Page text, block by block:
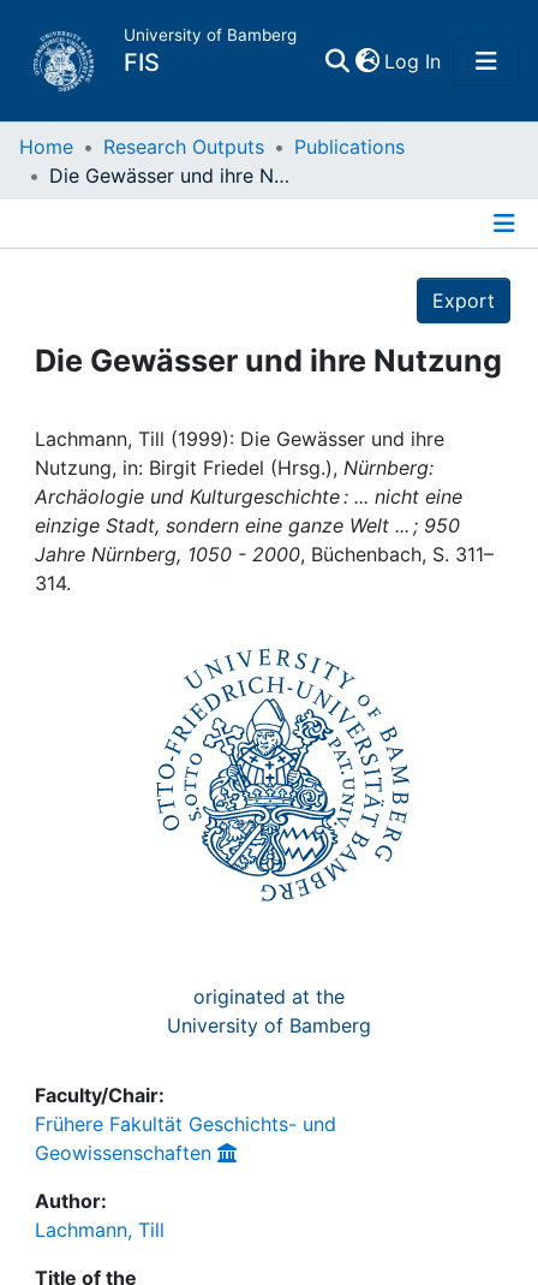
University of Bamberg
FIS Log In(current)
Home
Projects
Institutions
Awards
Home Research Outputs
Publications
Die Gewässer und ihre Nutzung
Export
Die Gewässer und ihre Nutzung
Lachmann, Till (1999): Die Gewässer und ihre
Nutzung, in: Birgit Friedel (Hrsg.), Nürnberg:
Archäologie und Kulturgeschichte : ... nicht eine
einzige Stadt, sondern eine ganze Welt ... ; 950
Jahre Nürnberg, 1050 - 2000, Büchenbach, S. 311–
314.
originated at the
University of Bamberg
Faculty/Chair:
Frühere Fakultät Geschichts- und
Geowissenschaften
Author:
Lachmann, Till
Title of the